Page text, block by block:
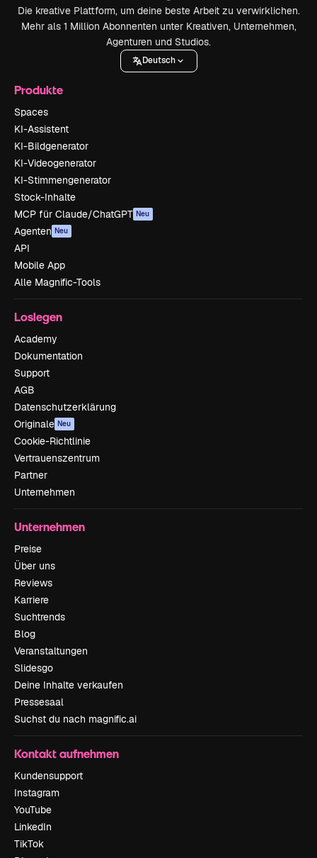
Die kreative Plattform, um deine beste Arbeit zu verwirklichen.
Mehr als 1 Million Abonnenten unter Kreativen, Unternehmen,
Agenturen und Studios.
Deutsch
Produkte
Spaces
KI-Assistent
KI-Bildgenerator
KI-Videogenerator
KI-Stimmengenerator
Stock-Inhalte
MCP für Claude/ChatGPT Neu
Agenten Neu
API
Mobile App
Alle Magnific-Tools
Loslegen
Academy
Dokumentation
Support
AGB
Datenschutzerklärung
Originale Neu
Cookie-Richtlinie
Vertrauenszentrum
Partner
Unternehmen
Unternehmen
Preise
Über uns
Reviews
Karriere
Suchtrends
Blog
Veranstaltungen
Slidesgo
Deine Inhalte verkaufen
Pressesaal
Suchst du nach magnific.ai
Kontakt aufnehmen
Kundensupport
Instagram
YouTube
LinkedIn
TikTok